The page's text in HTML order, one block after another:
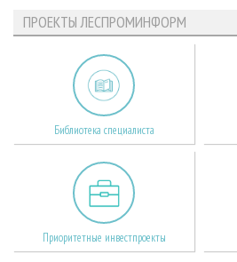
ПРОЕКТЫ ЛЕСПРОМИНФОРМ
Библиотека специалиста
Приоритетные инвестпроекты